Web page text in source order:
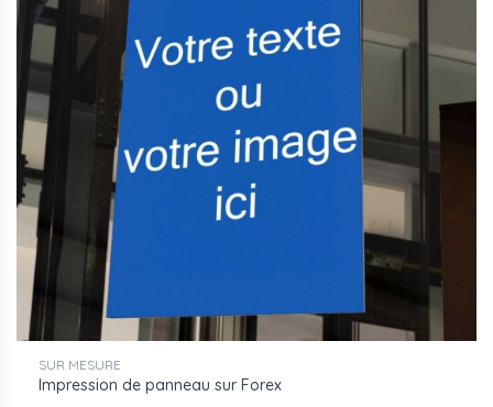
table Zünd G3
Fichiers acceptés : PDF haute définition, AI, EPS
BAT soumis avant fabrication, devis sur demande
Pour toute demande de devis, transmettez vos fichiers
et vos dimensions via leformulaire de contact
devis@aluplex-signaletique.fr
SUR MESURE
Impression de panneau sur Forex